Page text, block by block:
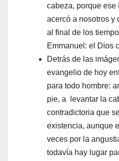
cabeza, porque ese
acercó a nosotros y
al final de los
Emmanuel: el Dios
Detrás de las
evangelio de hoy
para todo hombre:
pie, a levantar la
contradictoria que
existencia, aunque
veces por la
todavía hay lugar